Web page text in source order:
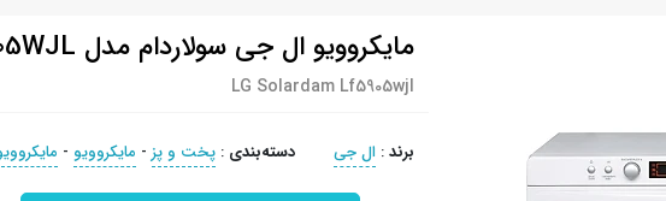
مایکروویو ال جی سولاردام مدل LF5905WJL
LG Solardam Lf5905wjl
برند: ال جی دسته‌بندی : پخت و پز - مایکروویو -